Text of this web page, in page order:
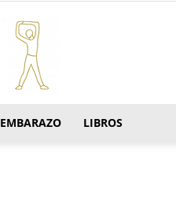
EMBARAZO LIBROS